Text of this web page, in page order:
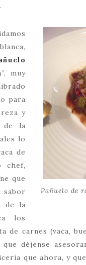
Pañuelo de
”, muy
para
y
de la
lo
de
chef,
que
sabor
de la
los
de carnes (vaca,
déjense
que ahora, y